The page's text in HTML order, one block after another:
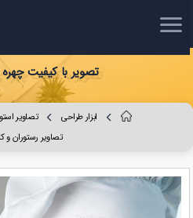
تصویر با کیفیت
ابزار طراحی تصاویر
تصاویر رستوران و